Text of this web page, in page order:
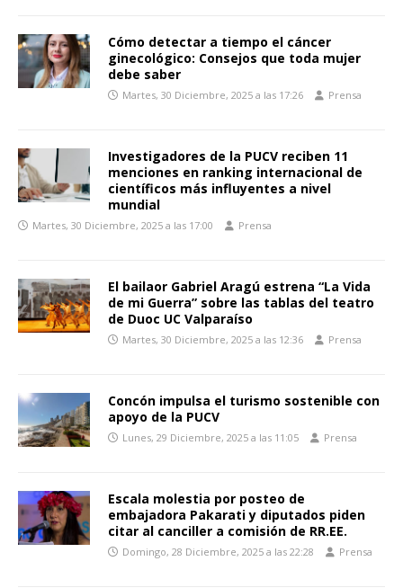
Cómo detectar a tiempo el cáncer
ginecológico: Consejos que toda mujer
debe saber
Martes, 30 Diciembre, 2025 a las 17:26 Prensa
Investigadores de la PUCV reciben 11
menciones en ranking internacional de
científicos más influyentes a nivel
mundial
Martes, 30 Diciembre, 2025 a las 17:00 Prensa
El bailaor Gabriel Aragú estrena “La Vida
de mi Guerra” sobre las tablas del teatro
de Duoc UC Valparaíso
Martes, 30 Diciembre, 2025 a las 12:36 Prensa
Concón impulsa el turismo sostenible con
apoyo de la PUCV
Lunes, 29 Diciembre, 2025 a las 11:05 Prensa
Escala molestia por posteo de
embajadora Pakarati y diputados piden
citar al canciller a comisión de RR.EE.
Domingo, 28 Diciembre, 2025 a las 22:28 Prensa